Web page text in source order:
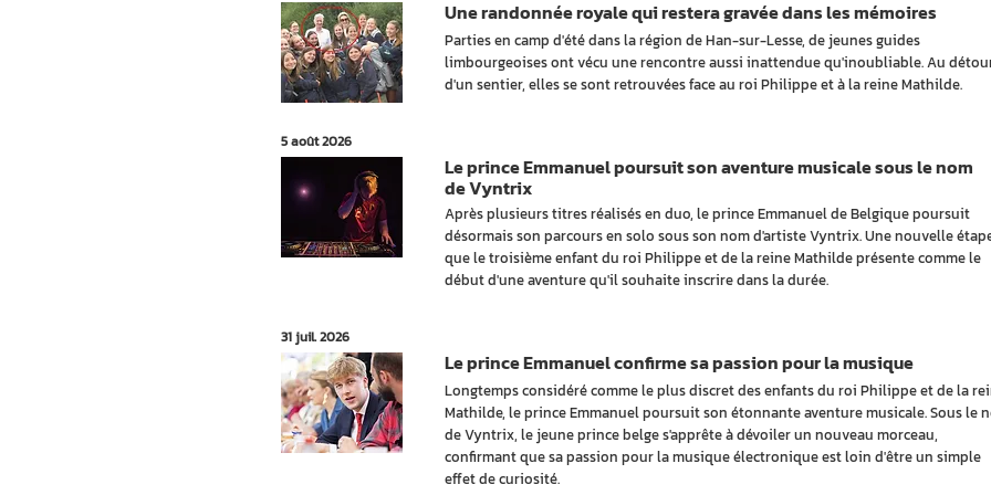
Parties en camp d'été dans la région de Han-sur-Lesse, de jeunes guides
limbourgeoises ont vécu une rencontre aussi inattendue qu'inoubliable. Au
d'un sentier, elles se sont retrouvées face au roi Philippe et à la reine Mathilde.
Une randonnée royale qui restera gravée dans les mémoires
5 août 2026
Après plusieurs titres réalisés en duo, le prince Emmanuel de Belgique poursuit
désormais son parcours en solo sous son nom d'artiste Vyntrix. Une nouvelle
que le troisième enfant du roi Philippe et de la reine Mathilde présente comme le
début d'une aventure qu'il souhaite inscrire dans la durée.
Le prince Emmanuel poursuit son aventure musicale sous le nom
de Vyntrix
31 juil. 2026
Longtemps considéré comme le plus discret des enfants du roi Philippe et de la
Mathilde, le prince Emmanuel poursuit son étonnante aventure musicale. Sous le
de Vyntrix, le jeune prince belge s'apprête à dévoiler un nouveau morceau,
confirmant que sa passion pour la musique électronique est loin d'être un simple
effet de curiosité.
Le prince Emmanuel confirme sa passion pour la musique